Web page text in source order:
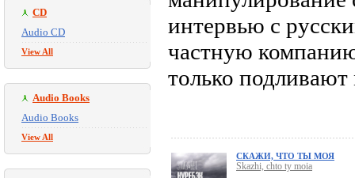
CD
Audio CD
View All
Audio Books
Audio Books
View All
интервью с
частную
только подливают
СКАЖИ, ЧТО ТЫ МОЯ
Skazhi, chto ty moia